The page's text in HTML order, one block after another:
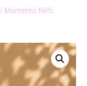
/ Momento Riiffs